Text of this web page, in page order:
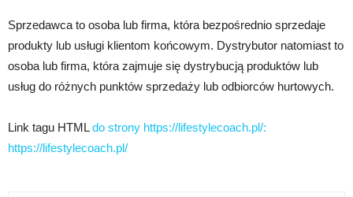
Sprzedawca to osoba lub firma, która bezpośrednio sprzedaje
produkty lub usługi klientom końcowym. Dystrybutor natomiast to
osoba lub firma, która zajmuje się dystrybucją produktów lub
usług do różnych punktów sprzedaży lub odbiorców hurtowych.
Link tagu HTMLdo strony https://lifestylecoach.pl/:
https://lifestylecoach.pl/